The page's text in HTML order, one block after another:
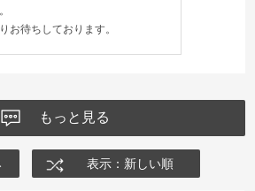
お待ちしております。
もっと見る
表示：新しい順